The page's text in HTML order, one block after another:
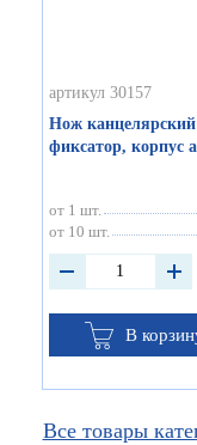
артикул 30157
Нож
фиксатор, корпус
от 1 шт.
от 10 шт.
В
Все товары